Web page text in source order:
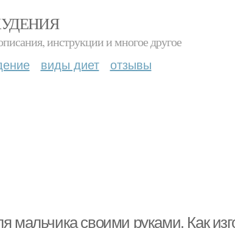
инструкции и многое другое
виды диет отзывы
мальчика своими руками. Как